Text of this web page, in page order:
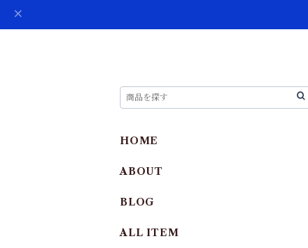
HOME
ABOUT
BLOG
ALL ITEM